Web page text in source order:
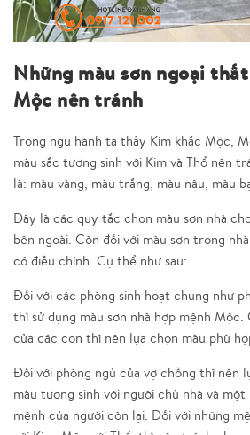
Những màu sơn ngoại
Mộc nên tránh
Trong ngũ hành ta thấy Kim khắc Mộc,
màu sắc tương sinh với Kim và Thổ nên
là: màu vàng, màu trắng, màu nâu, màu
Đây là các quy tắc chọn màu sơn nhà
bên ngoài. Còn đối với màu sơn trong
có điều chỉnh. Cụ thể như sau:
Đối với các phòng sinh hoạt chung như
thì sử dụng màu sơn nhà hợp mệnh Mộc.
của các con thì nên lựa chọn màu phù
Đối với phòng ngủ của vợ chồng thì nên
màu tương sinh với người chủ nhà và
mệnh của người còn lại. Đối với những